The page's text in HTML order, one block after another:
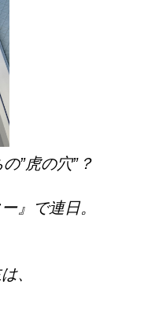
”虎の穴”？
』で連日。
、